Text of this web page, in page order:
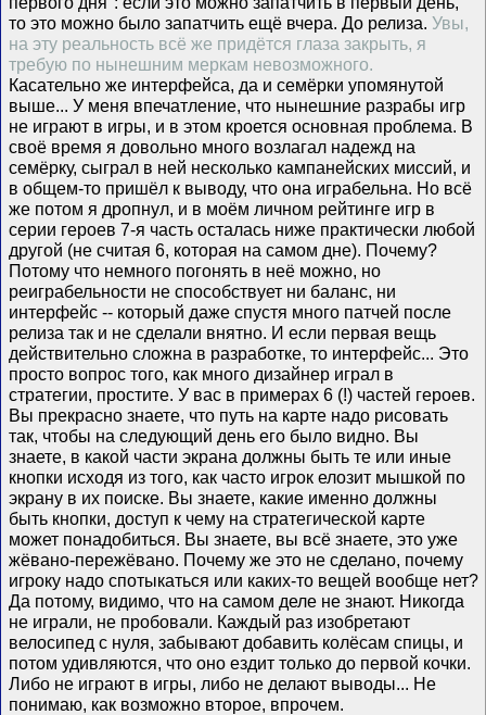
то это можно было запатчить ещё вчера. До релиза.Увы,
на эту реальность всё же придётся глаза закрыть, я
требую по нынешним меркам невозможного.
Касательно же интерфейса, да и семёрки упомянутой
выше... У меня впечатление, что нынешние разрабы игр
не играют в игры, и в этом кроется основная проблема. В
своё время я довольно много возлагал надежд на
семёрку, сыграл в ней несколько кампанейских миссий, и
в общем-то пришёл к выводу, что она играбельна. Но всё
же потом я дропнул, и в моём личном рейтинге игр в
серии героев 7-я часть осталась ниже практически любой
другой (не считая 6, которая на самом дне). Почему?
Потому что немного погонять в неё можно, но
реиграбельности не способствует ни баланс, ни
интерфейс -- который даже спустя много патчей после
релиза так и не сделали внятно. И если первая вещь
действительно сложна в разработке, то интерфейс... Это
просто вопрос того, как много дизайнер играл в
стратегии, простите. У вас в примерах 6 (!) частей героев.
Вы прекрасно знаете, что путь на карте надо рисовать
так, чтобы на следующий день его было видно. Вы
знаете, в какой части экрана должны быть те или иные
кнопки исходя из того, как часто игрок елозит мышкой по
экрану в их поиске. Вы знаете, какие именно должны
быть кнопки, доступ к чему на стратегической карте
может понадобиться. Вы знаете, вы всё знаете, это уже
жёвано-пережёвано. Почему же это не сделано, почему
игроку надо спотыкаться или каких-то вещей вообще нет?
Да потому, видимо, что на самом деле не знают. Никогда
не играли, не пробовали. Каждый раз изобретают
велосипед с нуля, забывают добавить колёсам спицы, и
потом удивляются, что оно ездит только до первой кочки.
Либо не играют в игры, либо не делают выводы... Не
понимаю, как возможно второе, впрочем.